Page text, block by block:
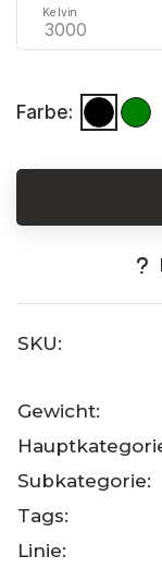
Kelvin
Farbe:
SKU:
Gewicht:
Subkategorie:
Tags:
Linie: